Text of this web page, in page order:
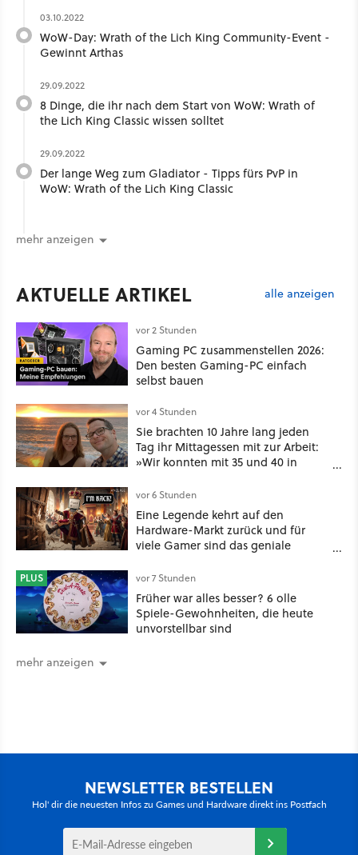
03.10.2022
WoW-Day: Wrath of the Lich King Community-Event -
Gewinnt Arthas
29.09.2022
8 Dinge, die ihr nach dem Start von WoW: Wrath of
the Lich King Classic wissen solltet
29.09.2022
Der lange Weg zum Gladiator - Tipps fürs PvP in
WoW: Wrath of the Lich King Classic
mehr anzeigen
AKTUELLE ARTIKEL alle anzeigen
vor 2 Stunden
Gaming PC zusammenstellen 2026:
Den besten Gaming-PC einfach
selbst bauen
vor 4 Stunden
Sie brachten 10 Jahre lang jeden
Tag ihr Mittagessen mit zur Arbeit:
»Wir konnten mit 35 und 40 in
Gamification [Best of GameStar]
vor 6 Stunden
Eine Legende kehrt auf den
Hardware-Markt zurück und für
viele Gamer sind das geniale
PLUS vor 7 Stunden
Früher war alles besser? 6 olle
Spiele-Gewohnheiten, die heute
unvorstellbar sind
mehr anzeigen
NEWSLETTER BESTELLEN
Hol' dir die neuesten Infos zu Games und Hardware direkt ins Postfach